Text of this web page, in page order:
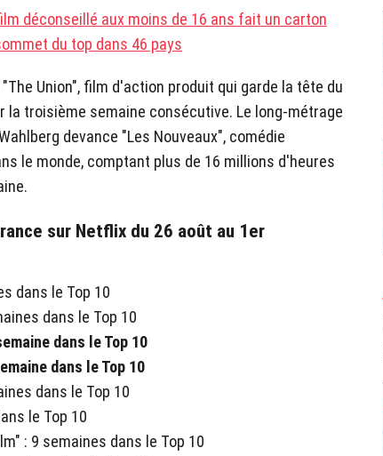
déconseillé aux moins de 16 ans fait un carton
du top dans 46 pays
Union", film d'action produit qui garde la tête du
troisième semaine consécutive. Le long-métrage
devance "Les Nouveaux", comédie
le monde, comptant plus de 16 millions d'heures
sur Netflix du 26 août au 1er
dans le Top 10
dans le Top 10
dans le Top 10
dans le Top 10
dans le Top 10
le Top 10
: 9 semaines dans le Top 10